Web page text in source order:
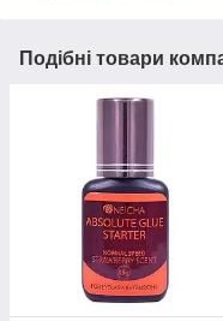
Подібні товари